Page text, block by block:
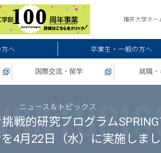
福井大学ホー
へ 卒業生・一般の方へ
国際交流・留学 就職・
ニュース＆トピックス
戦的研究プログラム
4月22日（水）に実施しまし